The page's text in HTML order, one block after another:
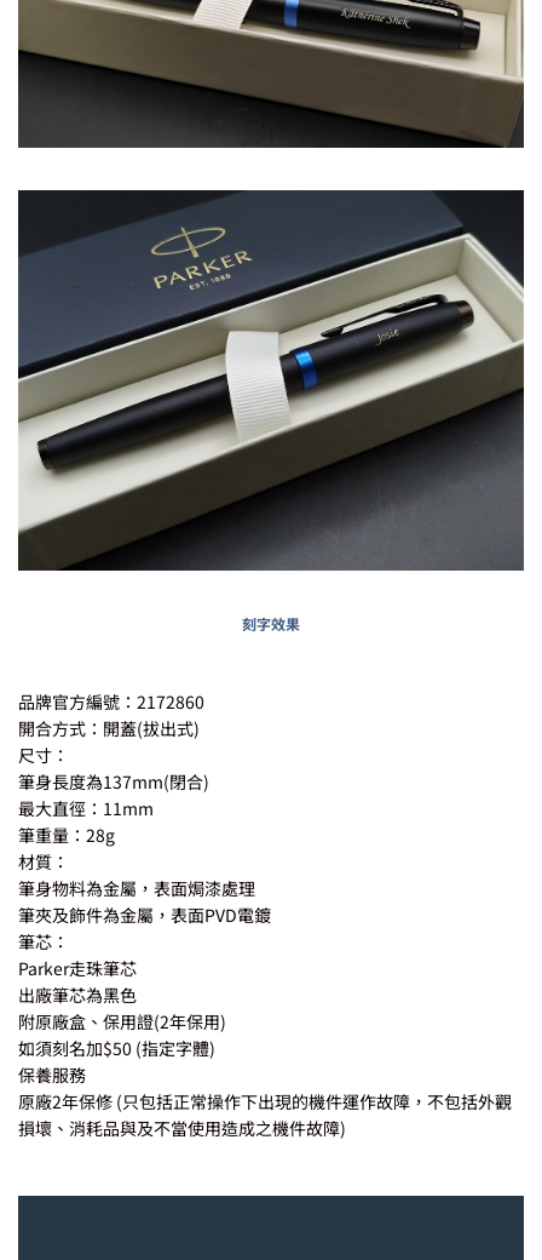
刻字效果
品牌官方編號：2172860
開合方式：開蓋(拔出式)
尺寸：
筆身長度為137mm(閉合)
最大直徑：11mm
筆重量：28g
材質：
筆身物料為金屬，表面焗漆處理
筆夾及飾件為金屬，表面PVD電鍍
筆芯：
Parker走珠筆芯
出廠筆芯為黑色
附原廠盒、保用證(2年保用)
如須刻名加$50 (指定字體)
保養服務
原廠2年保修 (只包括正常操作下出現的機件運作故障，不包括外觀
損壞、消耗品與及不當使用造成之機件故障)